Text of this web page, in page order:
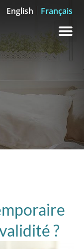
English Français
?